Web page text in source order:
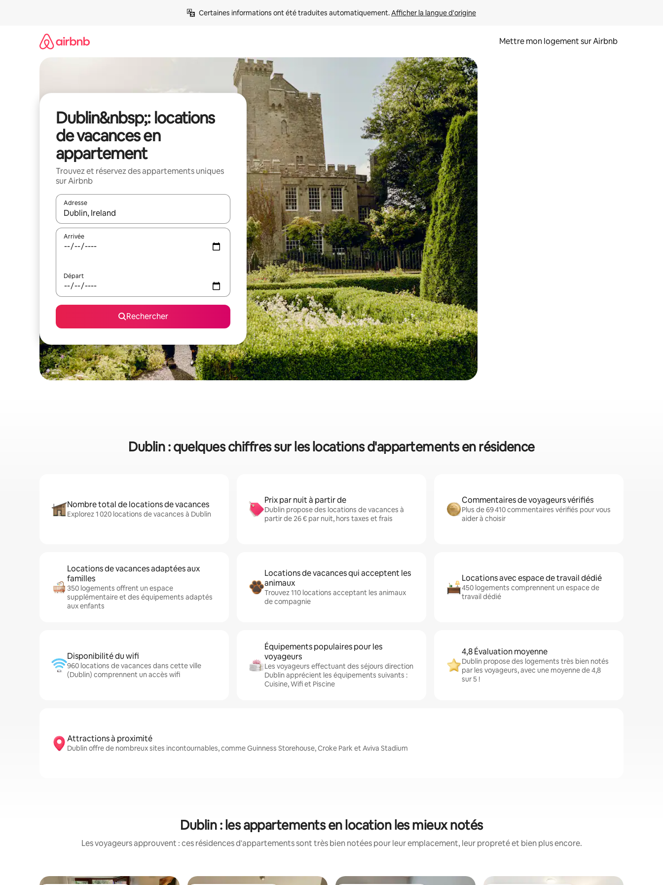
Certaines informations ont été traduites automatiquement. Afficher la langue d'origine
Mettre mon logement sur Airbnb
Dublin&nbsp;: locations
de vacances en
appartement
Trouvez et réservez des appartements uniques
sur Airbnb
Adresse
Lorsque les résultats s'affichent, utilisez les flèches vers le haut et vers le bas pour les parcourir ou en appuyant et en faisant glisser.
Arrivée
Départ
Rechercher
Dublin : quelques chiffres sur les locations d'appartements en résidence
Nombre total de locations de vacances
Explorez 1 020 locations de vacances à Dublin
Prix par nuit à partir de
Dublin propose des locations de vacances à
partir de 26 € par nuit, hors taxes et frais
Commentaires de voyageurs vérifiés
Plus de 69 410 commentaires vérifiés pour vous
aider à choisir
Locations de vacances adaptées aux
familles
350 logements offrent un espace
supplémentaire et des équipements adaptés
aux enfants
Locations de vacances qui acceptent les
animaux
Trouvez 110 locations acceptant les animaux
de compagnie
Locations avec espace de travail dédié
450 logements comprennent un espace de
travail dédié
Disponibilité du wifi
960 locations de vacances dans cette ville
(Dublin) comprennent un accès wifi
Équipements populaires pour les
voyageurs
Les voyageurs effectuant des séjours direction
Dublin apprécient les équipements suivants :
Cuisine, Wifi et Piscine
4,8 Évaluation moyenne
Dublin propose des logements très bien notés
par les voyageurs, avec une moyenne de 4,8
sur 5 !
Attractions à proximité
Dublin offre de nombreux sites incontournables, comme Guinness Storehouse, Croke Park et Aviva Stadium
Dublin : les appartements en location les mieux notés
Les voyageurs approuvent : ces résidences d'appartements sont très bien notées pour leur emplacement, leur propreté et bien plus encore.